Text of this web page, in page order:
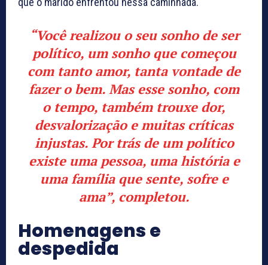
“Você realizou o seu sonho de ser
político, um sonho que começou
com tanto amor, tanta vontade de
fazer o bem. Mas esse sonho, com
o tempo, também trouxe dor,
desvalorização e muitas críticas
injustas. Por trás de um político
existe uma pessoa, uma história e
uma família que sente, sofre e
ama”, completou.
Homenagens e
despedida